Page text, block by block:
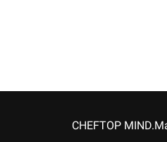
CHEFTOP